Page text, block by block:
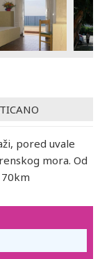
pored uvale
mora. Od